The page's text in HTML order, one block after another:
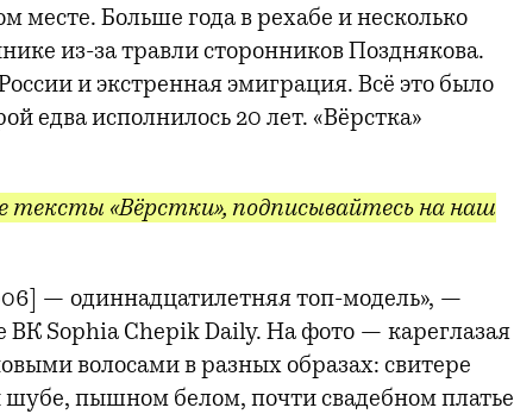
месте. Больше года в рехабе и несколько
из-за травли сторонников Позднякова.
и экстренная эмиграция. Всё это было
едва исполнилось 20 лет. «Вёрстка»
«Вёрстки», подписывайтесь на наш
— одиннадцатилетняя топ-модель», —
ВК Sophia Chepik Daily. На фото — кареглазая
волосами в разных образах: свитере
пышном белом, почти свадебном платье